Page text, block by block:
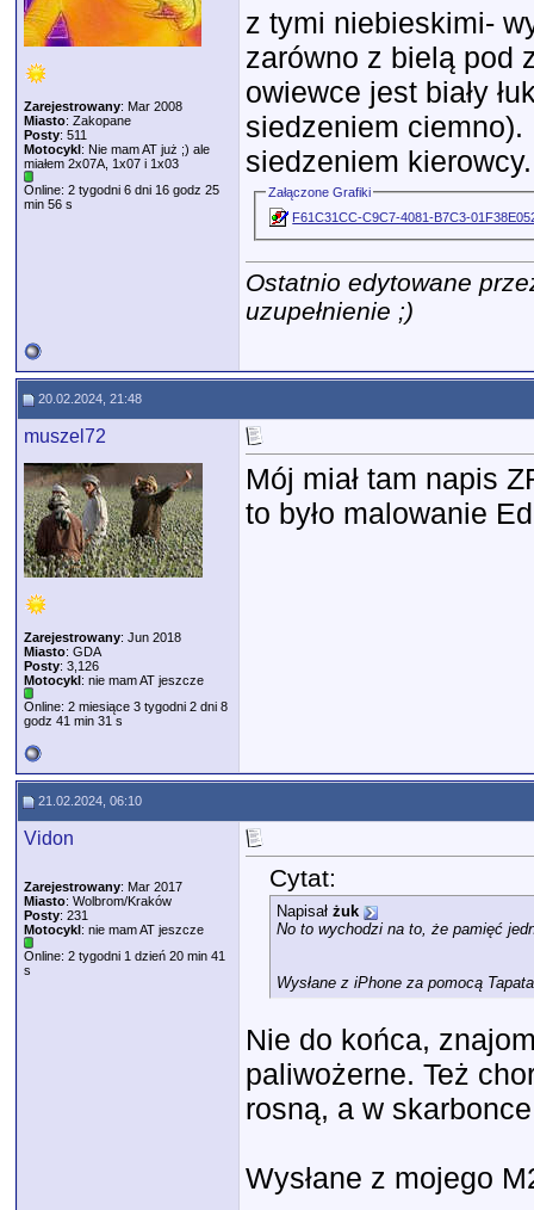
Zarejestrowany: Mar 2008
Miasto: Zakopane
Posty: 511
Motocykl: Nie mam AT już ;) ale
miałem 2x07A, 1x07 i 1x03
Online: 2 tygodni 6 dni 16 godz 25
min 56 s
z tymi niebieskimi-
zarówno z bielą pod
owiewce jest biały
siedzeniem ciemno).
siedzeniem kierowcy.
Załączone Grafiki
F61C31CC-C9C7-4081-B7C3-
Ostatnio edytowane
uzupełnienie ;)
20.02.2024, 21:48
muszel72
Zarejestrowany: Jun 2018
Miasto: GDA
Posty: 3,126
Motocykl: nie mam AT jeszcze
Online: 2 miesiące 3 tygodni 2 dni 8
godz 41 min 31 s
Mój miał tam napis
to było malowanie
21.02.2024, 06:10
Vidon
Zarejestrowany: Mar 2017
Miasto: Wolbrom/Kraków
Posty: 231
Motocykl: nie mam AT jeszcze
Online: 2 tygodni 1 dzień 20 min 41
s
Cytat:
Napisał żuk
No to wychodzi na to, że pamięć
Wysłane z iPhone za pomocą
Nie do końca,
paliwożerne. Też
rosną, a w
Wysłane z mojego